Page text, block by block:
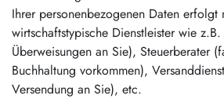
Ihrer personenbezogenen Daten erfolgt
wirtschaftstypische Dienstleister wie
Überweisungen an Sie), Steuerberater
Buchhaltung vorkommen),
Versendung an Sie), etc.